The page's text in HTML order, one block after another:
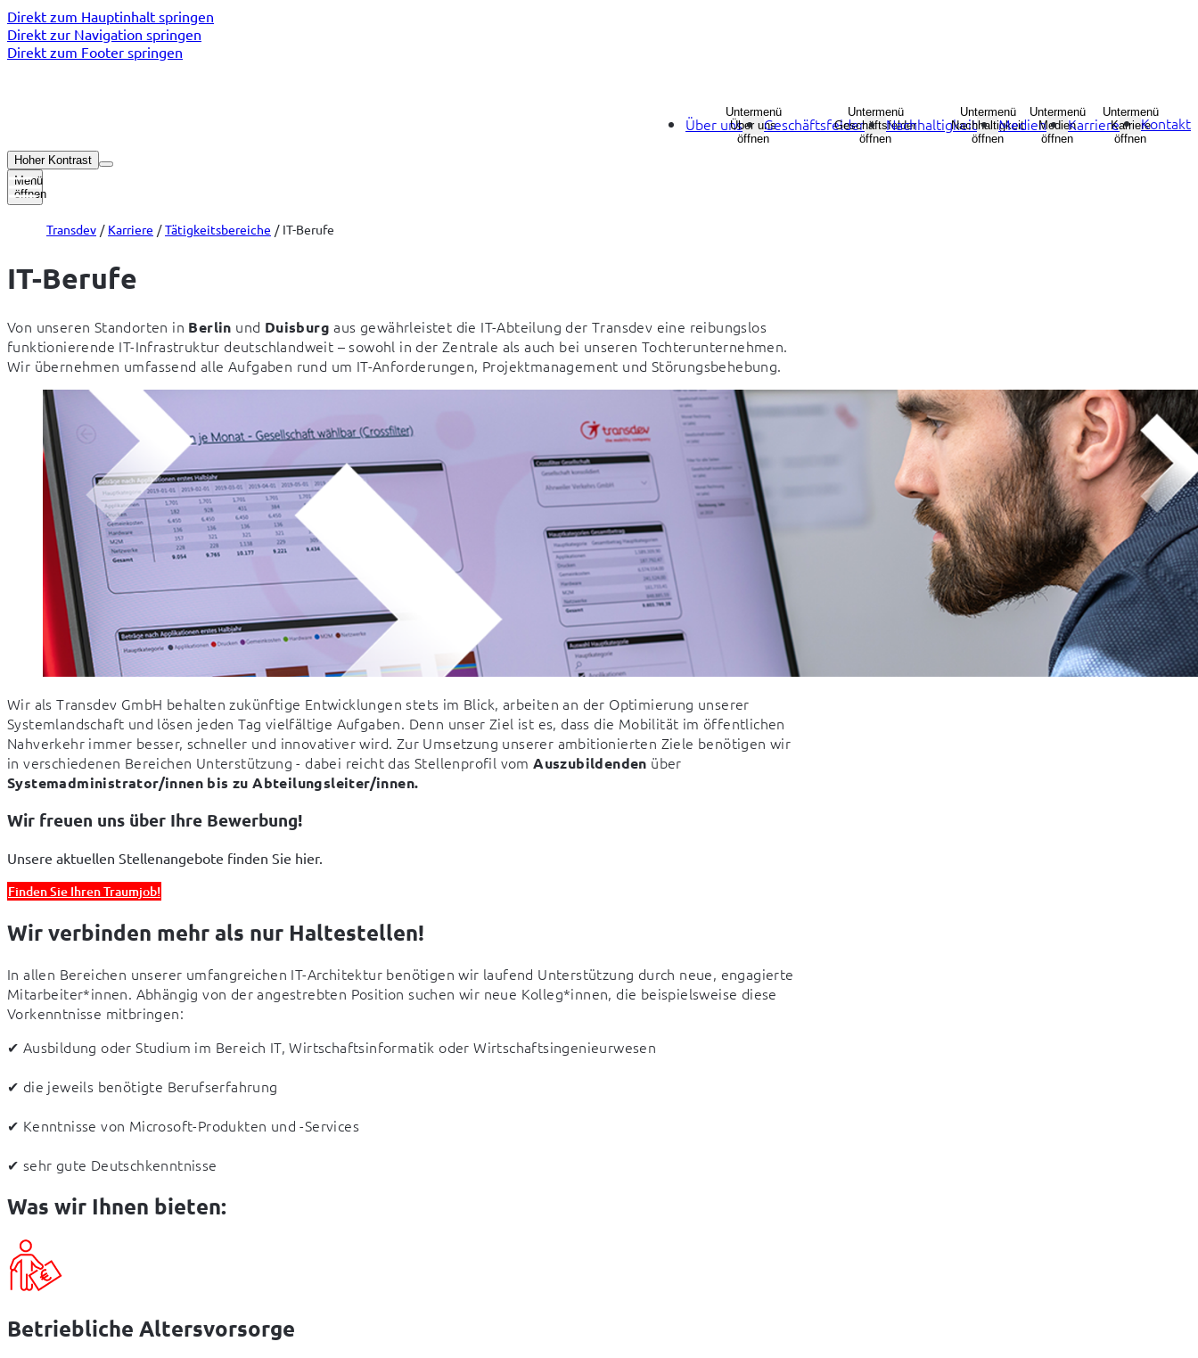
Direkt zum Hauptinhalt springen
Direkt zur Navigation springen
Direkt zum Footer springen
Über uns
Untermenü
Über uns
öffnen
Geschäftsfelder
Untermenü
Geschäftsfelder
öffnen
Nachhaltigkeit
Untermenü
Nachhaltigkeit
öffnen
Medien
Untermenü
Medien
öffnen
Karriere
Untermenü
Karriere
öffnen
Kontakt
Hoher Kontrast
Menü
öffnen
Transdev Karriere Tätigkeitsbereiche IT-Berufe
IT-Berufe
Von unseren Standorten in Berlin und Duisburg aus gewährleistet die IT-Abteilung der Transdev eine reibungslos
funktionierende IT-Infrastruktur deutschlandweit – sowohl in der Zentrale als auch bei unseren Tochterunternehmen.
Wir übernehmen umfassend alle Aufgaben rund um IT-Anforderungen, Projektmanagement und Störungsbehebung.
Wir als Transdev GmbH behalten zukünftige Entwicklungen stets im Blick, arbeiten an der Optimierung unserer
Systemlandschaft und lösen jeden Tag vielfältige Aufgaben. Denn unser Ziel ist es, dass die Mobilität im öffentlichen
Nahverkehr immer besser, schneller und innovativer wird. Zur Umsetzung unserer ambitionierten Ziele benötigen wir
in verschiedenen Bereichen Unterstützung - dabei reicht das Stellenprofil vom Auszubildenden
Systemadministrator/innen bis zu Abteilungsleiter/innen.
Wir freuen uns über Ihre Bewerbung!
Unsere aktuellen Stellenangebote finden Sie hier.
Finden Sie Ihren Traumjob!
Wir verbinden mehr als nur Haltestellen!
In allen Bereichen unserer umfangreichen IT-Architektur benötigen wir laufend Unterstützung durch neue, engagierte
Mitarbeiter*innen. Abhängig von der angestrebten Position suchen wir neue Kolleg*innen, die beispielsweise diese
Vorkenntnisse mitbringen:
✔ Ausbildung oder Studium im Bereich IT, Wirtschaftsinformatik oder Wirtschaftsingenieurwesen
✔ die jeweils benötigte Berufserfahrung
✔ Kenntnisse von Microsoft-Produkten und -Services
✔ sehr gute Deutschkenntnisse
Was wir Ihnen bieten:
Betriebliche Altersvorsorge